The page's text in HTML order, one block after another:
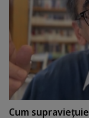
Cum